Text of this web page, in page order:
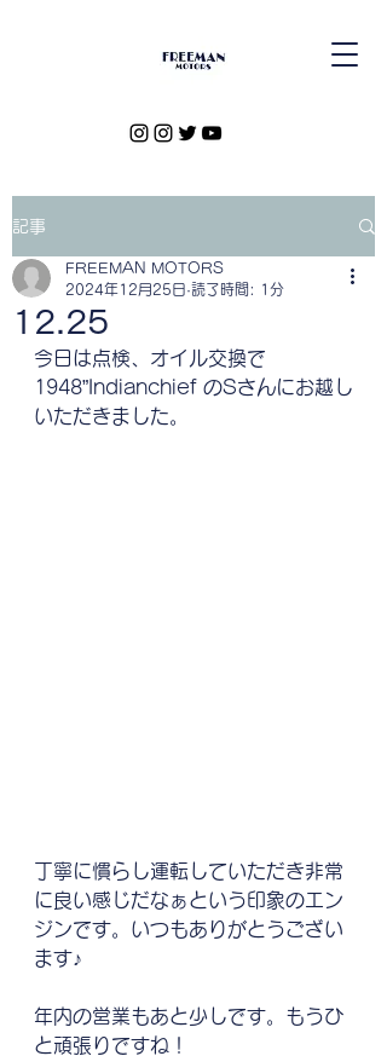
記事
12.25
FREEMAN MOTORS
2024年12月25日 読了時間: 1分
今日は点検、オイル交換で
1948”Indianchief のSさんにお越し
いただきました。
丁寧に慣らし運転していただき非常
に良い感じだなぁという印象のエン
ジンです。いつもありがとうござい
ます♪
年内の営業もあと少しです。もうひ
と頑張りですね！